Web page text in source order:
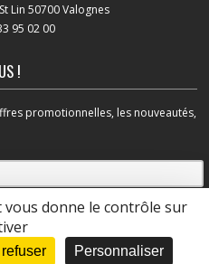
Lin 50700 Valognes
95 02 00
!
promotionnelles, les nouveautés,
.Mentions Légales- Création
vous donne le contrôle sur
Personnaliser